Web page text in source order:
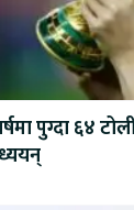
पुग्दा ६४